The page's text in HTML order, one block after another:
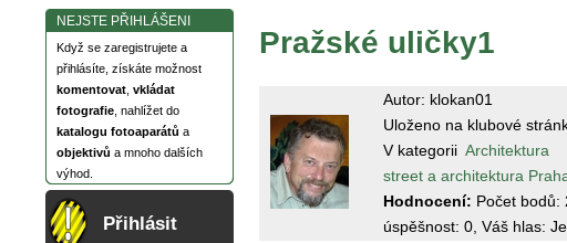
NEJSTE PŘIHLÁŠENI
Když se zaregistrujete a
přihlásíte, získáte možnost
komentovat vkládat
fotografie , nahlížet do
katalogu fotoaparátů a
objektivů a mnoho dalších
výhod.
Přihlásit
Pražské uličky1
Autor: klokan01
Uloženo na klubové
V kategorii Architektura
street a architektura
Hodnocení: Počet bodů:
úspěšnost: 0 , Váš hlas: